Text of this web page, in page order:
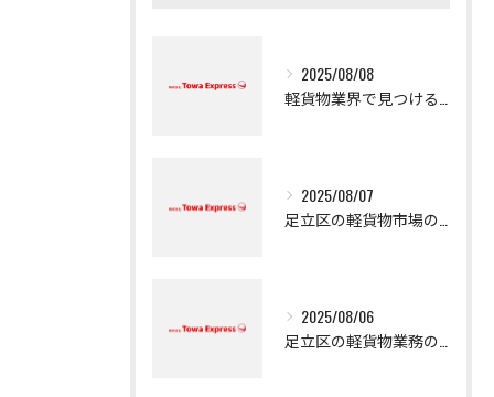
2025/08/08
2025/08/07
2025/08/06